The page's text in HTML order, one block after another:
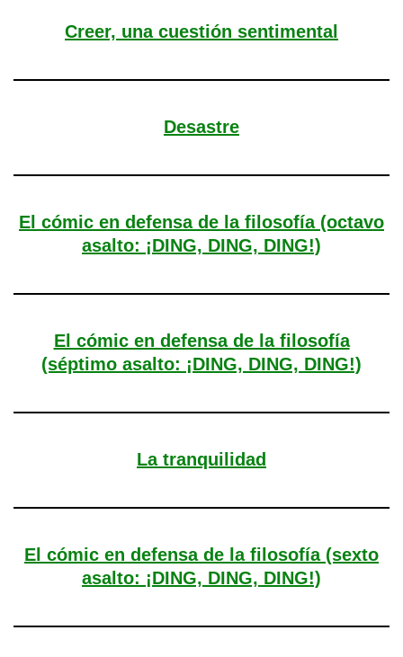
Creer, una cuestión sentimental
Desastre
El cómic en defensa de la filosofía (octavo
asalto: ¡DING, DING, DING!)
El cómic en defensa de la filosofía
(séptimo asalto: ¡DING, DING, DING!)
La tranquilidad
El cómic en defensa de la filosofía (sexto
asalto: ¡DING, DING, DING!)